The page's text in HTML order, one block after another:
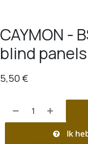
CAYMON -
blind
5,50€
Ik